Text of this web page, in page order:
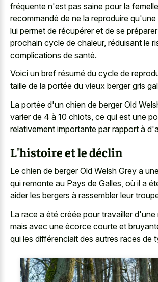
fréquente n'est pas saine pour la
recommandé de ne la reproduire
lui permet de récupérer et de se
prochain cycle de chaleur, réduisant le
complications de santé.
Voici un bref résumé du cycle de
taille de la portée du vieux berger gris
La portée d'un chien de berger Old
varier de 4 à 10 chiots, ce qui est une
relativement importante par rapport à
L'histoire et le déclin
Le chien de berger Old Welsh Grey a
qui remonte au Pays de Galles, où il a
aider les bergers à rassembler leur
La race a été créée pour travailler d'une
mais avec une écorce courte et
qui les différenciait des autres races de